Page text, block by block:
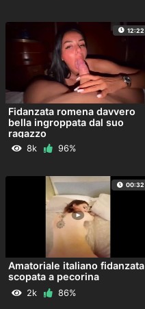
12:22
Fidanzata romena davvero
bella ingroppata dal suo
ragazzo
8k 96%
00:32
Amatoriale italiano fidanzata
scopata a pecorina
2k 86%